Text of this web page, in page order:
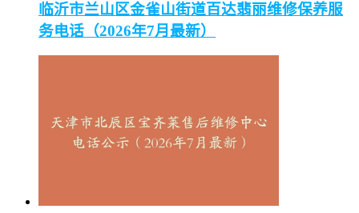
临沂市兰山区金雀山街道百达翡丽维修保养服
务电话（2026年7月最新）